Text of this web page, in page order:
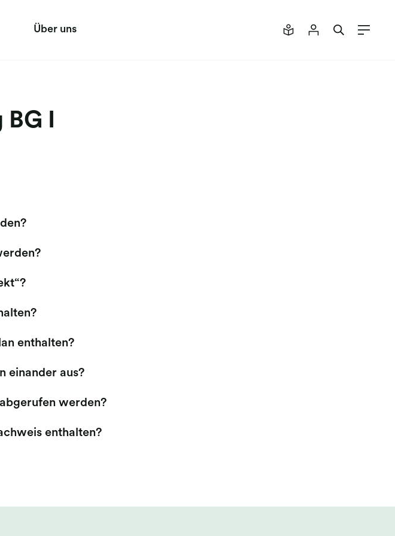
Über uns
I
enthalten?
einander aus?
werden?
enthalten?